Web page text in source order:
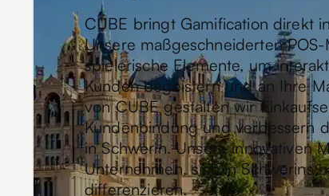
CUBE bringt Gamification direkt
Unsere maßgeschneiderten
spielerische Elemente, um
Kunden begeistern und an Ihre
von CUBE gestalten wir
Kundenbindung und verbessern
in Schwerin. Unsere innovativen
Unternehmen, sich in Schwerins
differenzieren.